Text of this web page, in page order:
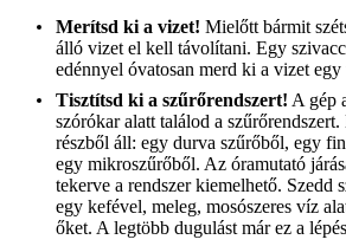
Merítsd ki a vizet! Mielőtt bármit
álló vizet el kell távolítani. Egy
edénnyel óvatosan merd ki a vizet egy
Tisztítsd ki a szűrőrendszert! A gép
szórókar alatt találod a
részből áll: egy durva szűrőből, egy
egy mikroszűrőből. Az óramutató
tekerve a rendszer kiemelhető. Szedd
egy kefével, meleg, mosószeres víz
őket. A legtöbb dugulást már ez a